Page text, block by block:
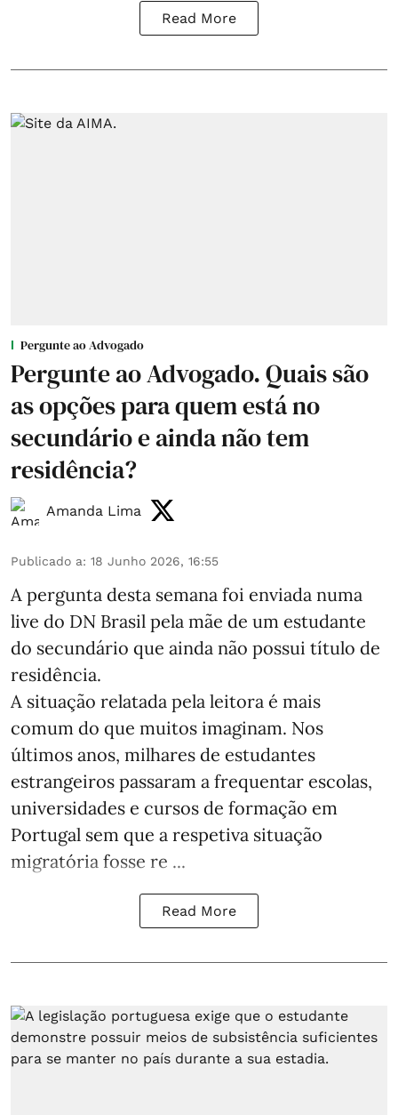
Read More
Pergunte ao Advogado
Pergunte ao Advogado. Quais são
as opções para quem está no
secundário e ainda não tem
residência?
Amanda Lima
Publicado a: 18 Junho 2026, 16:55
A pergunta desta semana foi enviada numa
live do DN Brasil pela mãe de um estudante
do secundário que ainda não possui título de
residência.
A situação relatada pela leitora é mais
comum do que muitos imaginam. Nos
últimos anos, milhares de estudantes
estrangeiros passaram a frequentar escolas,
universidades e cursos de formação em
Portugal sem que a respetiva situação
migratória fosse re ...
Read More